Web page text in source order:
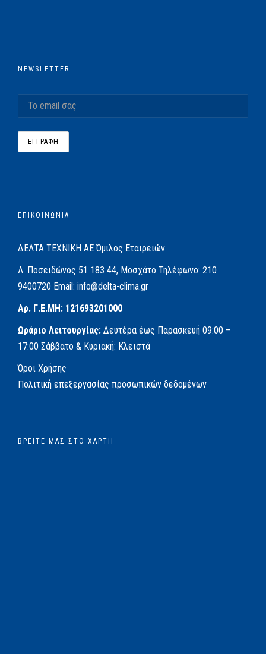
NEWSLETTER
ΕΠΙΚΟΙΝΩΝΙΑ
ΔΕΛΤΑ ΤΕΧΝΙΚΗ ΑΕΌμιλος Εταιρειών
Λ. Ποσειδώνος 51 183 44, Μοσχάτο Τηλέφωνο: 210
9400720 Email: info@delta-clima.gr
Αρ. Γ.Ε.ΜΗ: 121693201000
Ωράριο Λειτουργίας: Δευτέρα έως Παρασκευή 09:00 –
17:00 Σάββατο & Κυριακή: Κλειστά
Όροι Χρήσης
Πολιτική επεξεργασίας προσωπικών δεδομένων
ΒΡΕΊΤΕ ΜΑΣ ΣΤΟ ΧΆΡΤΗ